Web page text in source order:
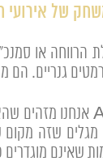
של אירועי
או
גנריים.
שזה מקום
שאינם מוגדרים